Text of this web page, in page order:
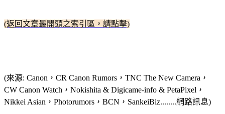
(返回文章最開頭之索引區，請點擊)
(來源: Canon，CR Canon Rumors，TNC The New Camera，
CW Canon Watch，Nokishita & Digicame-info & PetaPixel，
Nikkei Asian，Photorumors，BCN，SankeiBiz........網路訊息)